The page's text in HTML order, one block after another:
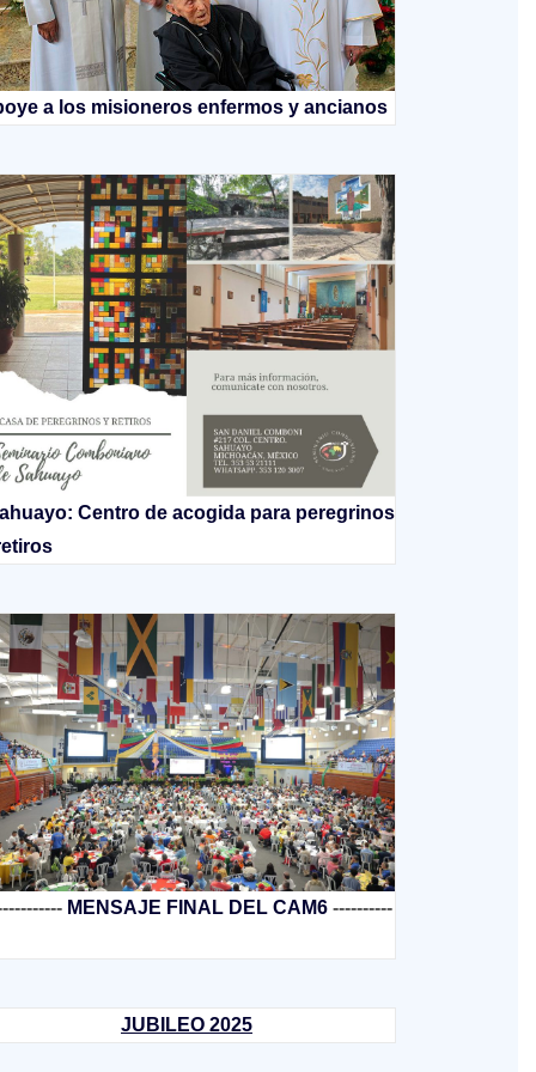
a los misioneros enfermos y ancianos
Centro de acogida para peregrinos
MENSAJE FINAL DEL CAM6 ----------
JUBILEO 2025